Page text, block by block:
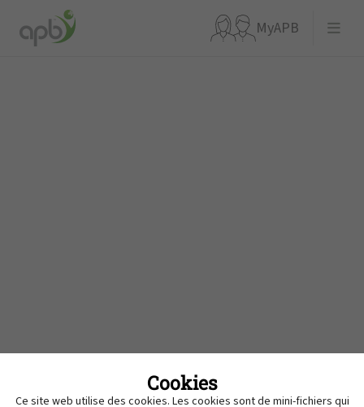
MyAPB
APBnews
Cookies
Ce site web utilise des cookies. Les cookies sont de mini-fichiers qui